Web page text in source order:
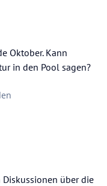
Oktober. Kann
in den Pool sagen?
über die